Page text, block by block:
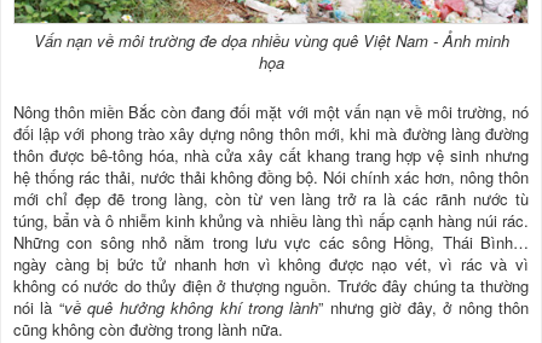
Vấn nạn về môi trường đe dọa nhiều vù​ng quê Việt Nam - Ả​nh minh
họa
Nông thôn miền Bắc còn đang đối mặt với một vấn nạn về môi trường, nó
đối lập với phong trào xây dựng nông thôn mới, khi mà đường làng đường
thôn được bê-tông hóa, nhà cửa xây cất khang trang hợp vệ sinh nhưng
hệ thống rác thải, nước thải không đồng bộ. Nói chính xác hơn, nông thôn
mới chỉ đẹp đẽ trong làng, còn từ ven làng trở ra là các rãnh nước tù
túng, bẩn và ô nhiễm kinh khủng và nhiều làng thì nấp cạnh hàng núi rác.
Những con sông nhỏ nằm trong lưu vực các sông Hồng, Thái Bình…
ngày càng bị bức tử nhanh hơn vì không được nạo vét, vì rác và vì
không có nước do thủy điện ở thượng nguồn. Trước đây chúng ta thường
nói là “về quê hưởng không khí trong lành” nhưng giờ đây, ở nông thôn
cũng không còn đường trong lành nữa.